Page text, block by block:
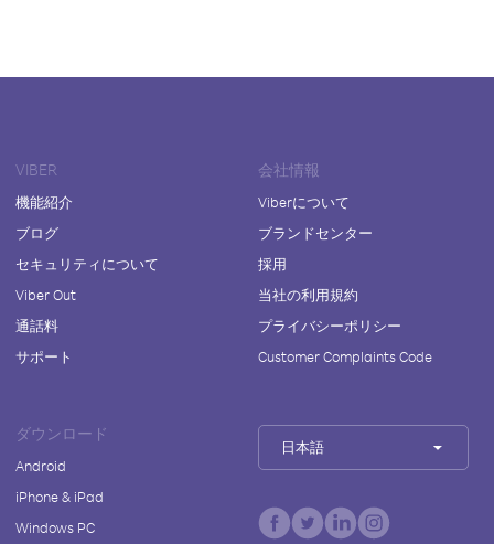
VIBER
機能紹介
ブログ
セキュリティについて
Viber Out
通話料
サポート
会社情報
Viberについて
ブランドセンター
採用
当社の利用規約
プライバシーポリシー
Customer Complaints Code
ダウンロード
Android
iPhone & iPad
Windows PC
日本語